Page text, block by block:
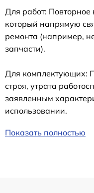
Для работ: Повторное
который напрямую
ремонта (например,
запчасти).
Для комплектующих:
строя, утрата
заявленным
использовании.
Показать полностью